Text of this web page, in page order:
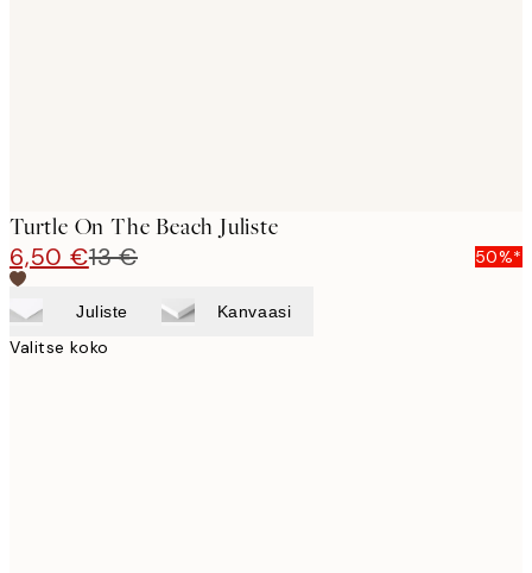
Turtle On The Beach Juliste
6,50 €13 € 50%*
Juliste Kanvaasi
Valitse koko